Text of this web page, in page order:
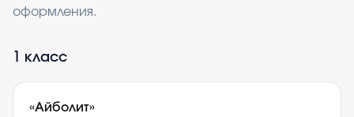
оформления.
Произведения по классам
класс
«Айболит»